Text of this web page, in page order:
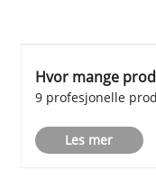
Hvor mange
9 profesjonelle
Les mer